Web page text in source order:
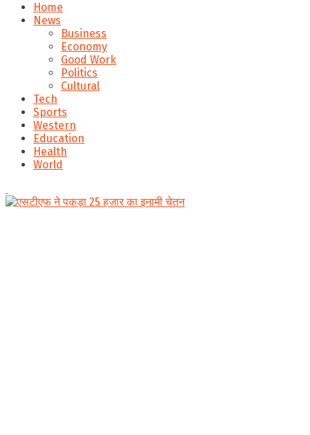
Home
News
Business
Economy
Good Work
Politics
Cultural
Tech
Sports
Western
Education
Health
World